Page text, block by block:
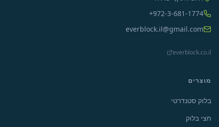
+972-3-681-1774
everblock.il@gmail.com
everblock.co.il
מוצרים
בלוק סטנדרטי
חצי בלוק